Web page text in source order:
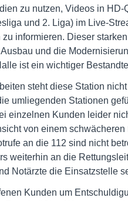
zu nutzen, Videos in
und 2. Liga) im Live-
informieren. Dieser
Ausbau und die
ist ein wichtiger
steht diese Station
umliegenden Stationen
einzelnen Kunden leider
von einem
an die 112 sind nicht
weiterhin an die
Notärzte die Einsatzstelle
Kunden um